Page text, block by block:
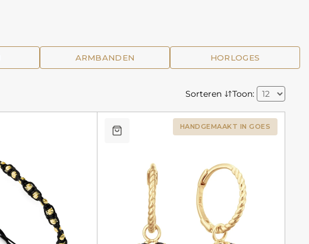
ARMBANDEN HORLOGES
Sorteren Toon:
HANDGEMAAKT IN GOES